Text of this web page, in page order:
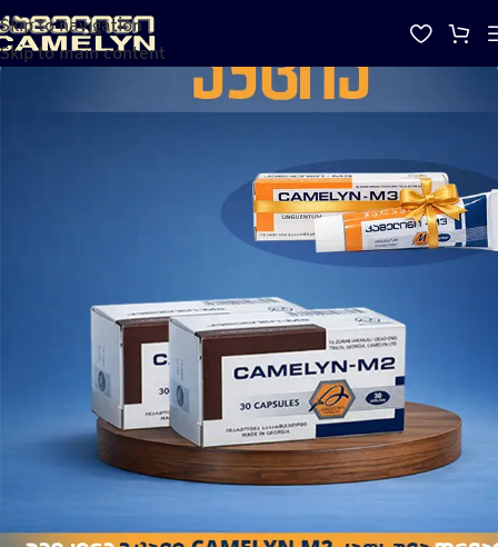
Skip to navigation
Skip to main content